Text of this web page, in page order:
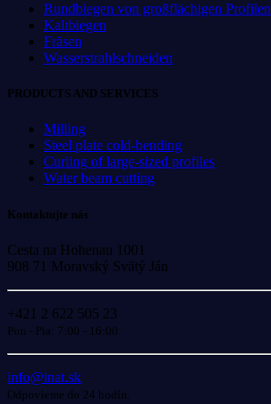
Rundbiegen von großflächigen Profilen
Kaltbiegen
Fräsen
Wasserstrahlschneiden
PRODUCTS AND SERVICES
Milling
Steel plate cold-bending
Curling of large-sized profiles
Water beam cutting
Kontaktujte nás
Cesta na Hohenau 1001
908 71 Moravský Svätý Ján
+421 2 622 505 23
Pon - Pia: 7:00 - 16:00
info@inat.sk
Odpovieme do 24 hodín.